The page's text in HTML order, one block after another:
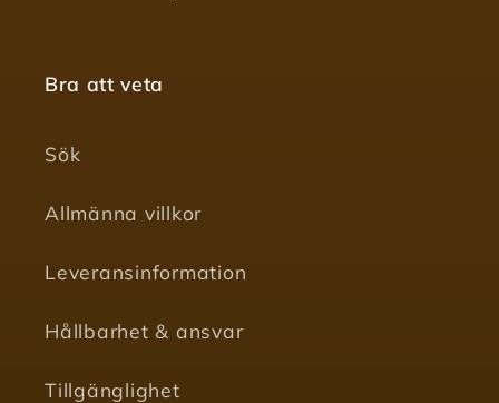
Bra att veta
Sök
Allmänna villkor
Leveransinformation
Hållbarhet & ansvar
Tillgänglighet